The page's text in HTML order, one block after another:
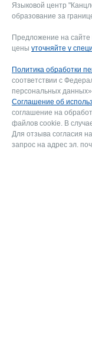
Языковой центр
образование за
Предложение на
цены уточняйте у
Политика обработки
соответствии с
персональных
Соглашение об
соглашение на
файлов cookie. В
Для отзыва согласия
запрос на адрес эл.